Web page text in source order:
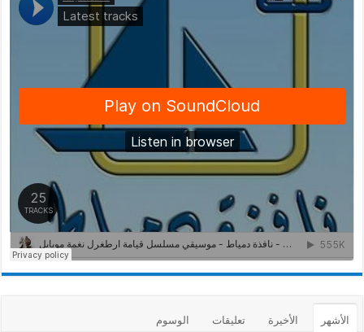
الأشهر الأخيرة تعليقات الوسوم